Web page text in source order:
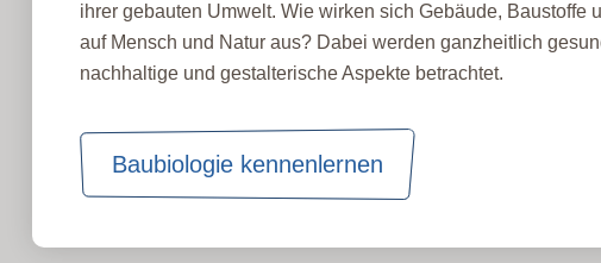
ihrer gebauten Umwelt. Wie wirken sich Gebäude, Baustoffe
auf Mensch und Natur aus? Dabei werden ganzheitlich
nachhaltige und gestalterische Aspekte betrachtet.
Baubiologie kennenlernen